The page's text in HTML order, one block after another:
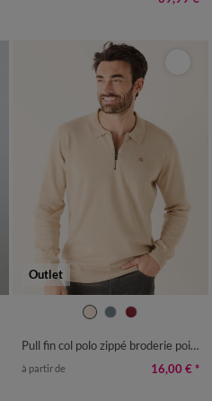
Outlet
XL XXL 3XL
Pull fin col polo zippé broderie poitrine
à partir de 16,00 € *